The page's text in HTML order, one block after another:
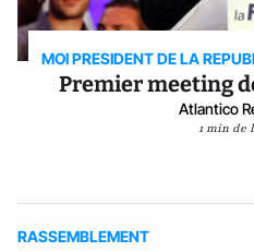
MOI PRESIDENT DE LA
Premier meeting
Atlantico
1 min de
RASSEMBLEMENT